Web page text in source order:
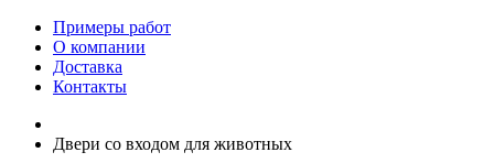
Примеры работ
О компании
Доставка
Контакты
Двери со входом для животных